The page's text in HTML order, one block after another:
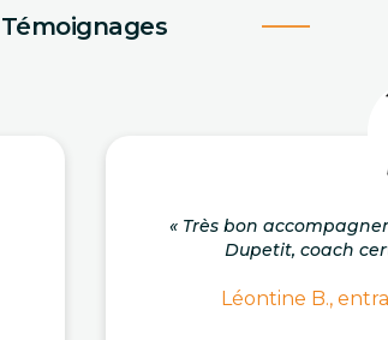
Témoignages
« Très bon
Dupetit, coach
Léontine B.,